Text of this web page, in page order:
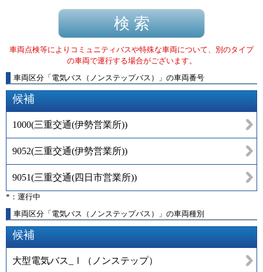
車両点検等によりコミュニティバスや特殊な車両について、別のタイプ
の車両で運行する場合がございます。
車両区分 「 電気バス（ノンステップバス） 」 の車両番号
候補
1000(三重交通(伊勢営業所))
9052(三重交通(伊勢営業所))
9051(三重交通(四日市営業所))
*：運行中
車両区分「電気バス（ノンステップバス）」の車両種別
候補
大型電気バス_Ⅰ（ノンステップ）